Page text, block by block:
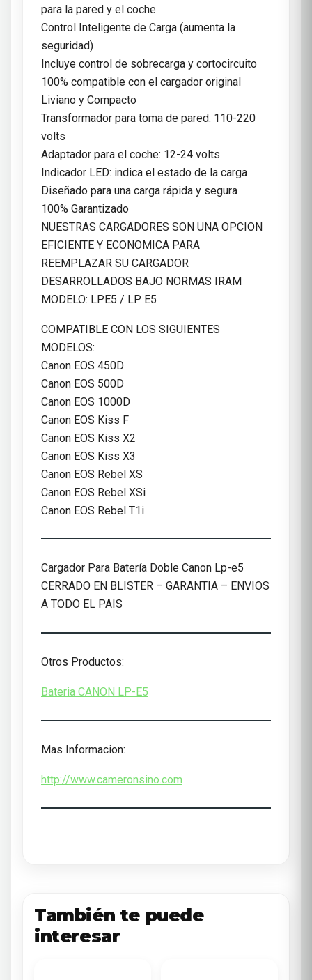
para la pared y el coche.
Control Inteligente de Carga (aumenta la
seguridad)
Incluye control de sobrecarga y cortocircuito
100% compatible con el cargador original
Liviano y Compacto
Transformador para toma de pared: 110-220
volts
Adaptador para el coche: 12-24 volts
Indicador LED: indica el estado de la carga
Diseñado para una carga rápida y segura
100% Garantizado
NUESTRAS CARGADORES SON UNA OPCION
EFICIENTE Y ECONOMICA PARA
REEMPLAZAR SU CARGADOR
DESARROLLADOS BAJO NORMAS IRAM
MODELO: LPE5 / LP E5
COMPATIBLE CON LOS SIGUIENTES
MODELOS:
Canon EOS 450D
Canon EOS 500D
Canon EOS 1000D
Canon EOS Kiss F
Canon EOS Kiss X2
Canon EOS Kiss X3
Canon EOS Rebel XS
Canon EOS Rebel XSi
Canon EOS Rebel T1i
Cargador Para Batería Doble Canon Lp-e5
CERRADO EN BLISTER – GARANTIA – ENVIOS
A TODO EL PAIS
Otros Productos:
Bateria CANON LP-E5
Mas Informacion:
http://www.cameronsino.com
También te puede
interesar